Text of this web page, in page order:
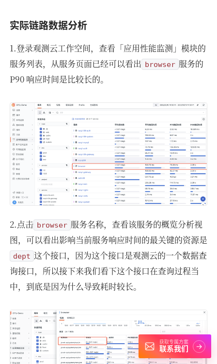
实际链路数据分析
1.登录观测云工作空间，查看「应用性能监测」模块的
服务列表，从服务页面已经可以看出 browser 服务的
P90 响应时间是比较长的。
2.点击 browser 服务名称，查看该服务的概览分析视
图，可以看出影响当前服务响应时间的最关键的资源是
dept 这个接口，因为这个接口是观测云的一个数据查
询接口，所以接下来我们看下这个接口在查询过程当
中，到底是因为什么导致耗时较长。
获取专属方案
联系我们 →